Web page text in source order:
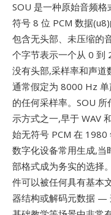
SOU 是一种原始音频格
符号 8 位 PCM 数据
包含无头部、未压缩的
个字节表示一个从 0 到
没有头部,采样率和声道
通常假定为 8000 Hz
的任何采样率。SOU
示方式之一,早于 WAV
始无符号 PCM 在
数字化设备常用生成,当
部格式成为务实的选择
件可以被任何具有基本
器结构或解码元数据 —